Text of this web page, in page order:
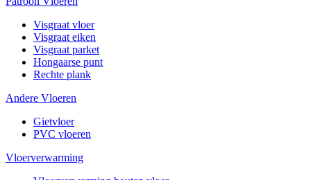
Visgraat vloer
Visgraat eiken
Visgraat parket
Hongaarse punt
Rechte plank
Andere Vloeren
Gietvloer
PVC vloeren
Vloerverwarming